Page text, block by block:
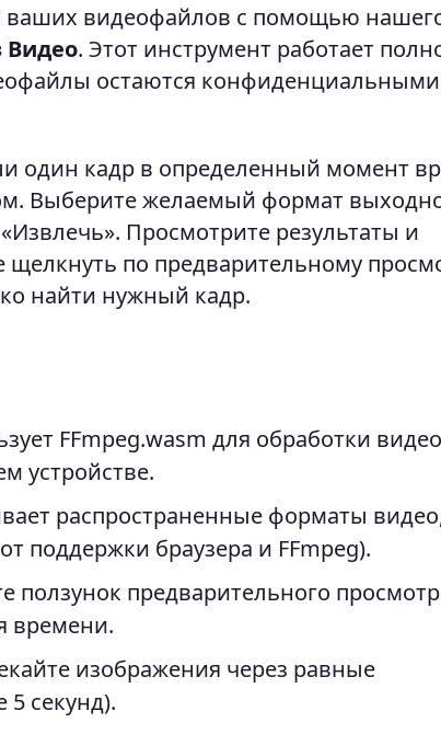
ваших видеофайлов с помощью
Видео. Этот инструмент работает
остаются
один кадр в определенный момент
Выберите желаемый формат
Просмотрите результаты и
по предварительному
найти нужный кадр.
FFmpeg.wasm для обработки
устройстве.
распространенные форматы
поддержки браузера и FFmpeg).
ползунок предварительного
времени.
изображения через равные
секунд).